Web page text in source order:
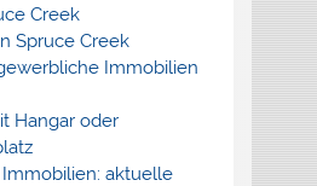
Creek
Spruce Creek
Immobilien
Hangar oder
aktuelle